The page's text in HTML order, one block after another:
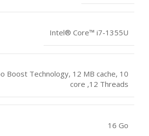
Intel® Core™ i7-1355U
Boost Technology, 12 MB cache, 10
core ,12 Threads
16 Go